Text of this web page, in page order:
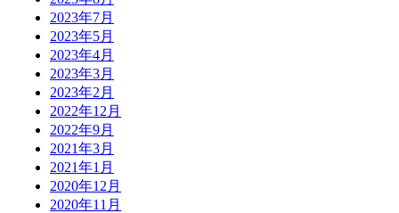
2023年7月
2023年5月
2023年4月
2023年3月
2023年2月
2022年12月
2022年9月
2021年3月
2021年1月
2020年12月
2020年11月